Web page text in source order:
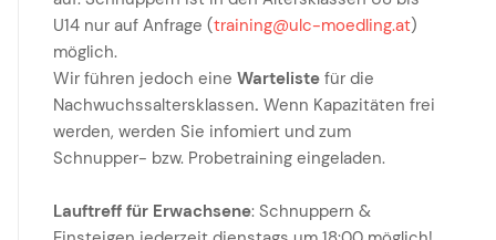
U14 nur auf Anfrage (training@ulc-moedling.at)
möglich.
Wir führen jedoch eine Warteliste für die
Nachwuchssaltersklassen. Wenn Kapazitäten frei
werden, werden Sie infomiert und zum
Schnupper- bzw. Probetraining eingeladen.
Lauftreff für Erwachsene: Schnuppern &